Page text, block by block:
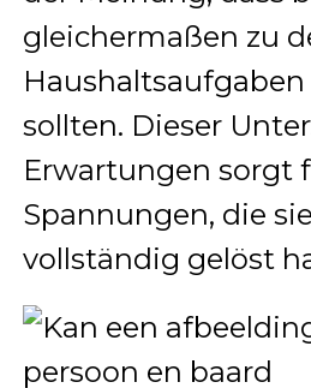
gleichermaßen zu
sollten. Dieser
Erwartungen sorgt
Spannungen, die
vollständig gelöst